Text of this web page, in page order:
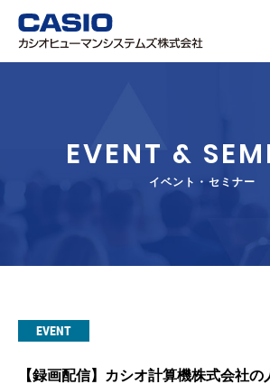
EVENT &
イベント・セミナー
EVENT
【録画配信】カシオ計算機株式会社の